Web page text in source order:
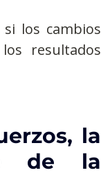
los cambios
resultados
la
de la